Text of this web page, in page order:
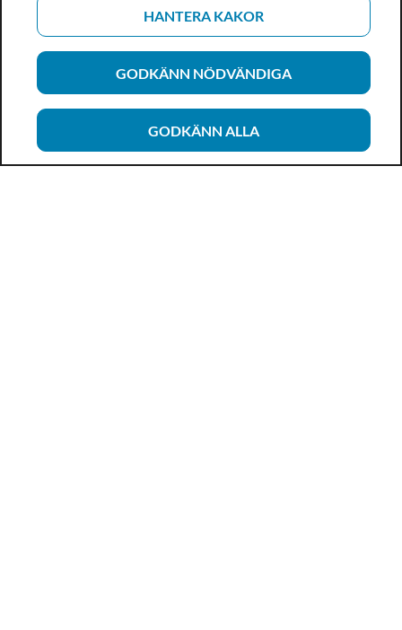
HANTERA KAKOR
GODKÄNN NÖDVÄNDIGA
GODKÄNN ALLA